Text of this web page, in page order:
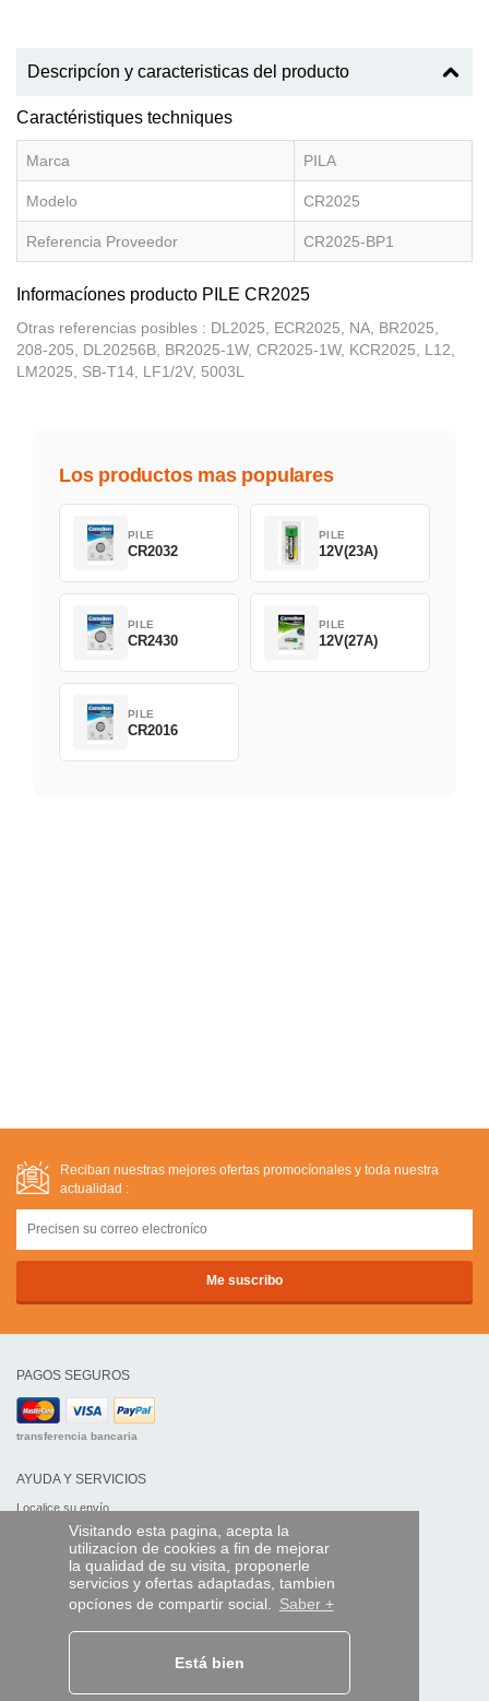
Visitando esta pagina, acepta la
utilizacíon de cookies a fin de mejorar
la qualidad de su visita, proponerle
servicios y ofertas adaptadas, tambien
opcíones de compartir social. Saber +
Está bien
Descripcíon y caracteristicas del producto
Caractéristiques techniques
Marca PILA
Modelo CR2025
Referencia Proveedor CR2025-BP1
Informacíones producto PILE CR2025
Otras referencias posibles : DL2025, ECR2025, NA, BR2025,
208-205, DL20256B, BR2025-1W, CR2025-1W, KCR2025, L12,
LM2025, SB-T14, LF1/2V, 5003L
Los productos mas populares
PILE
CR2032
PILE
12V(23A)
PILE
CR2430
PILE
12V(27A)
PILE
CR2016
Reciban nuestras mejores ofertas promocíonales y toda nuestra
actualidad :
PAGOS SEGUROS
transferencia bancaria
AYUDA Y SERVICIOS
Localice su envío
MANDO EXPRESS
¿Quiénes somos?
Información legal
Datos personales
Y EN EL MUNDO: